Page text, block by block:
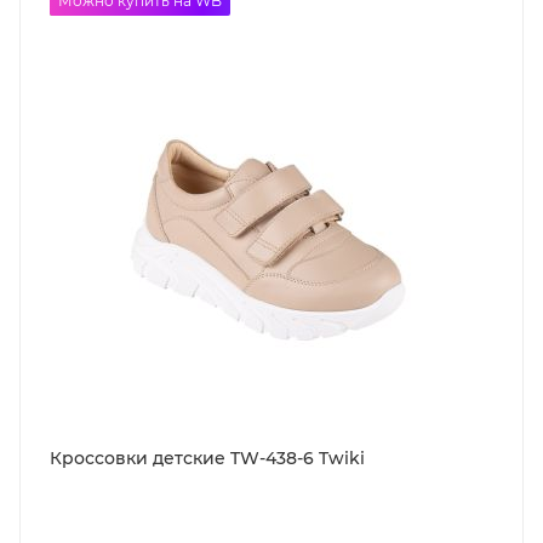
Кроссовки детские TW-438-6 Twiki